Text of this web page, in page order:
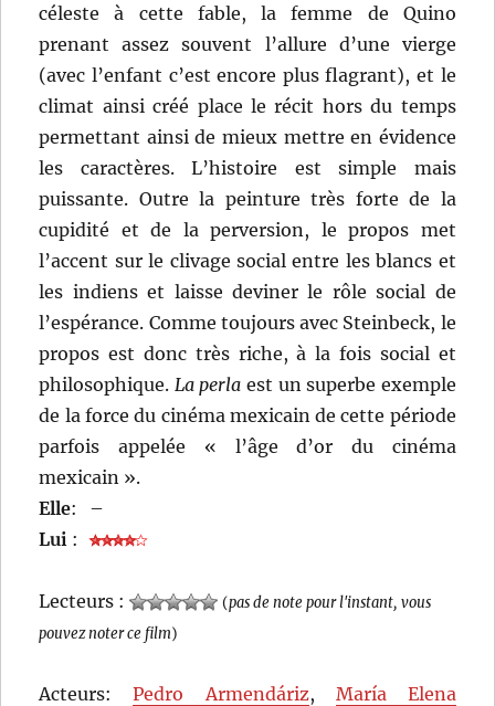
céleste à cette fable, la femme de Quino
prenant assez souvent l’allure d’une vierge
(avec l’enfant c’est encore plus flagrant), et le
climat ainsi créé place le récit hors du temps
permettant ainsi de mieux mettre en évidence
les caractères. L’histoire est simple mais
puissante. Outre la peinture très forte de la
cupidité et de la perversion, le propos met
l’accent sur le clivage social entre les blancs et
les indiens et laisse deviner le rôle social de
l’espérance. Comme toujours avec Steinbeck, le
propos est donc très riche, à la fois social et
philosophique. La perla est un superbe exemple
de la force du cinéma mexicain de cette période
parfois appelée « l’âge d’or du cinéma
mexicain ».
Elle:
–
Lui :
Lecteurs : (pas de note pour l'instant, vous
pouvez noter ce film)
Acteurs:Pedro Armendáriz, María Elena